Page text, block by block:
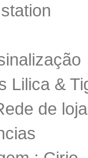
Lilica &
de